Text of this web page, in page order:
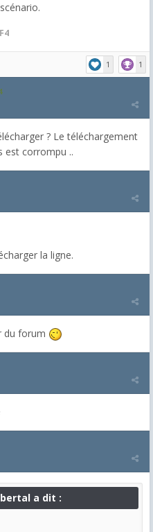
1 1
? Le téléchargement
est corrompu ..
la ligne.
du forum
a dit :